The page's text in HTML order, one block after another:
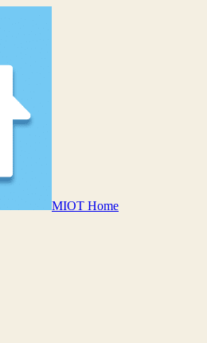
MIOT Home